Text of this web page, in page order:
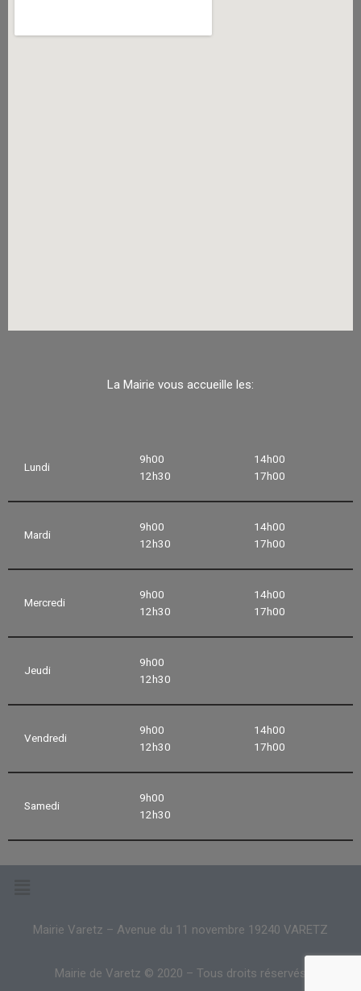
La Mairie vous accueille les:
Lundi
9h00
12h30
14h00
17h00
Mardi
9h00
12h30
14h00
17h00
Mercredi
9h00
12h30
14h00
17h00
Jeudi
9h00
12h30
Vendredi
9h00
12h30
14h00
17h00
Samedi
9h00
12h30
Mairie Varetz – Avenue du 11 novembre 19240 VARETZ
Mairie de Varetz © 2020 – Tous droits réservés